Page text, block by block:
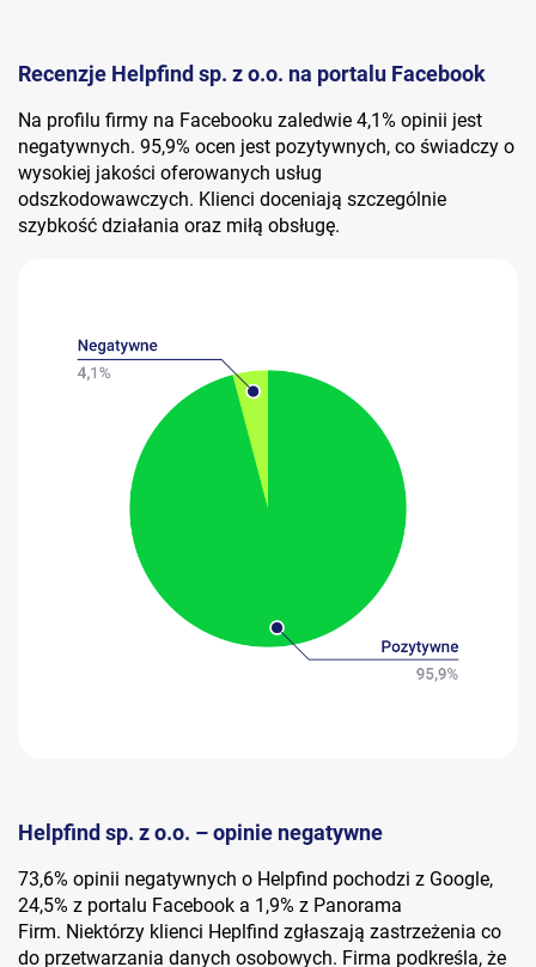
Recenzje Helpfind sp. z o.o. na portalu Facebook
Na profilu firmy na Facebooku zaledwie 4,1% opinii jest
negatywnych. 95,9% ocen jest pozytywnych, co świadczy o
wysokiej jakości oferowanych usług
odszkodowawczych. Klienci doceniają szczególnie
szybkość działania oraz miłą obsługę.
Helpfind sp. z o.o. – opinie negatywne
73,6% opinii negatywnych o Helpfind pochodzi z Google,
24,5% z portalu Facebook a 1,9% z Panorama
Firm. Niektórzy klienci Heplfind zgłaszają zastrzeżenia co
do przetwarzania danych osobowych. Firma podkreśla, że